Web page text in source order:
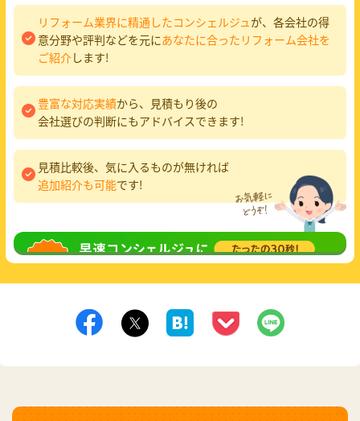
リフォーム業界に精通したコンシェルジュ が、各会社の得
意分野や評判などを元にあなたに合ったリフォーム会社を
ご紹介します!
豊富な対応実績から、見積もり後の
会社選びの判断にもアドバイスできます!
見積比較後、気に入るものが無ければ
追加紹介も可能です!
無料相談してみる